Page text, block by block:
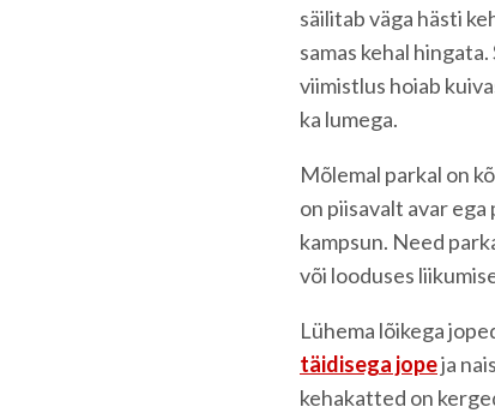
säilitab väga hästi
samas kehal
viimistlus hoiab
ka lumega.
Mõlemal parkal on
on piisavalt avar ega
kampsun. Need
või looduses
Lühema lõikega
täidisega jopeja
kehakatted on